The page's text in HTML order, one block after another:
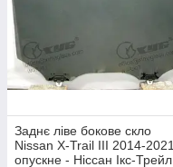
Заднє ліве бокове скло
Nissan X-Trail III 2014-2021
опускне - Ніссан Ікс-Трейл